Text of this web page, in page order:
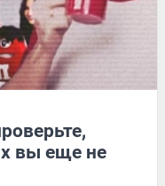
вы еще не